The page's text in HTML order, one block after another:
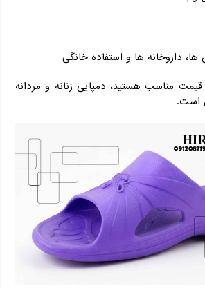
ها، داروخانه‌ ها و استفاده خانگی
قیمت مناسب هستید، دمپایی زنانه و مردانه
است.